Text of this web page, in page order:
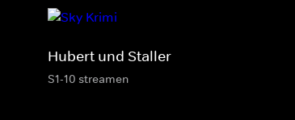
Hubert und Staller
S1-10 streamen